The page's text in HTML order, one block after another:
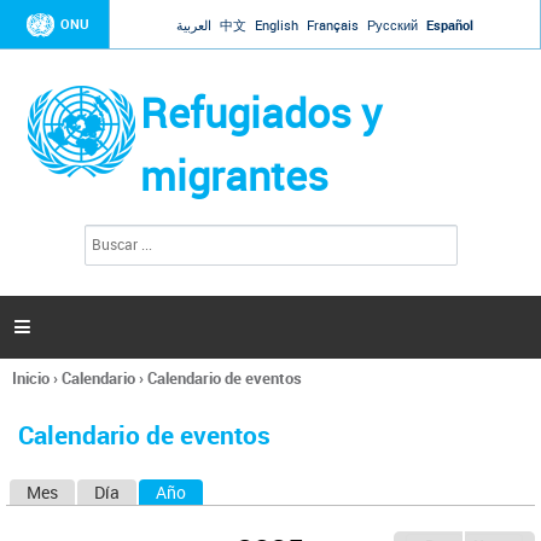
Jump to navigation
ONU العربية 中文 English Français Русский Español
Refugiados y
migrantes
l
s

Se
usted
Inicio›Calendario›Calendario de eventos
Calendario de eventos
Mes Día Año